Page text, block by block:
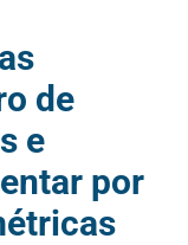
de
e
por